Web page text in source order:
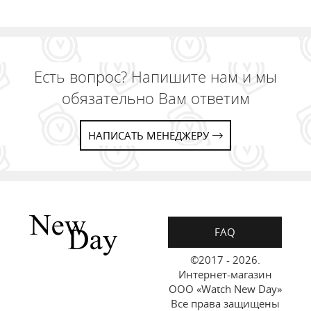
Есть вопрос? Напишите нам и мы
обязательно Вам ответим
НАПИСАТЬ МЕНЕДЖЕРУ
FAQ
©2017 - 2026.
Интернет-магазин
ООО «Watch New Day»
Все права защищены